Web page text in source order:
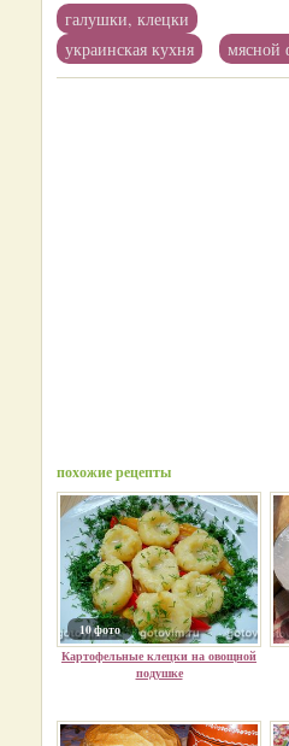
галушки, клецки
украинская кухня
мясной
похожие рецепты
10 фото
Картофельные клецки на овощной
подушке